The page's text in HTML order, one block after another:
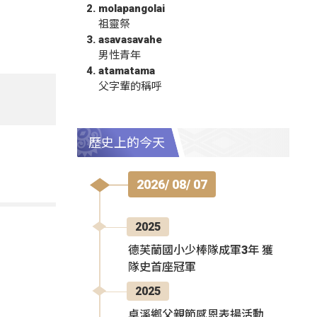
molapangolai
祖靈祭
asavasavahe
男性青年
atamatama
父字輩的稱呼
歷史上的今天
2026/ 08/ 07
2025
德芙蘭國小少棒隊成軍3年 獲
隊史首座冠軍
2025